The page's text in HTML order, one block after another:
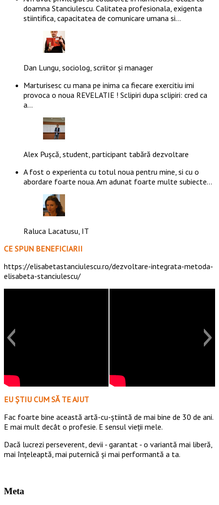
doamna Stanciulescu. Calitatea profesionala, exigenta
stiintifica, capacitatea de comunicare umana si…
Dan Lungu, sociolog, scriitor și manager
Marturisesc cu mana pe inima ca fiecare exercitiu imi
provoca o noua REVELATIE ! Sclipiri dupa sclipiri: cred ca
a…
Alex Pușcă, student, participant tabără dezvoltare
A fost o experienta cu totul noua pentru mine, si cu o
abordare foarte noua. Am adunat foarte multe subiecte…
Raluca Lacatusu, IT
CE SPUN BENEFICIARII
https://elisabetastanciulescu.ro/dezvoltare-integrata-metoda-
elisabeta-stanciulescu/
EU ȘTIU CUM SĂ TE AJUT
Fac foarte bine această artă-cu-știintă de mai bine de 30 de ani.
E mai mult decât o profesie. E sensul vieții mele.
Dacă lucrezi perseverent, devii - garantat - o variantă mai liberă,
mai înțeleaptă, mai puternică și mai performantă a ta.
Meta